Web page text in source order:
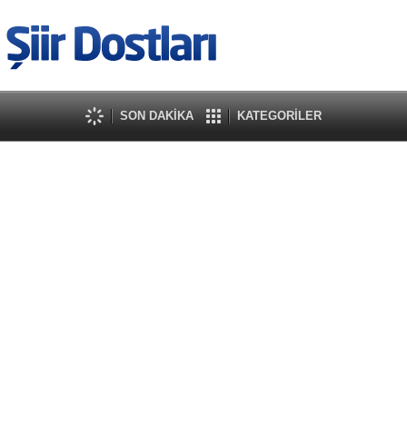
SON DAKİKA KATEGORİLER